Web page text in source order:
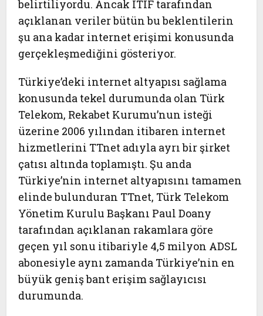
belirtiliyordu. Ancak ITIF tarafından
açıklanan veriler bütün bu beklentilerin
şu ana kadar internet erişimi konusunda
gerçekleşmediğini gösteriyor.
Türkiye’deki internet altyapısı sağlama
konusunda tekel durumunda olan Türk
Telekom, Rekabet Kurumu’nun isteği
üzerine 2006 yılından itibaren internet
hizmetlerini TTnet adıyla ayrı bir şirket
çatısı altında toplamıştı. Şu anda
Türkiye’nin internet altyapısını tamamen
elinde bulunduran TTnet, Türk Telekom
Yönetim Kurulu Başkanı Paul Doany
tarafından açıklanan rakamlara göre
geçen yıl sonu itibariyle 4,5 milyon ADSL
abonesiyle aynı zamanda Türkiye’nin en
büyük geniş bant erişim sağlayıcısı
durumunda.